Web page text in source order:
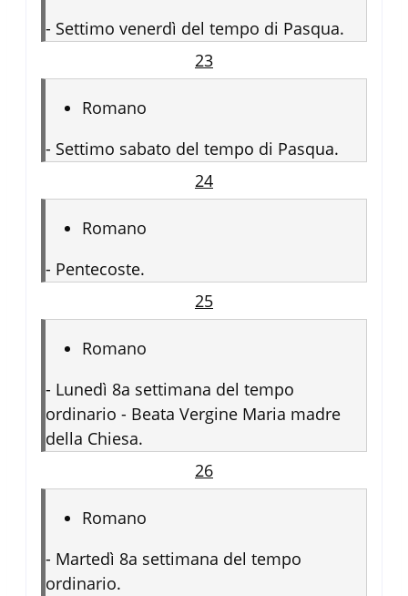
- Settimo venerdì del tempo di Pasqua.
23
Romano
- Settimo sabato del tempo di Pasqua.
24
Romano
- Pentecoste.
25
Romano
- Lunedì 8a settimana del tempo
ordinario - Beata Vergine Maria madre
della Chiesa.
26
Romano
- Martedì 8a settimana del tempo
ordinario.